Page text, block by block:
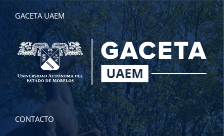
GACETA UAEM
CONTACTO